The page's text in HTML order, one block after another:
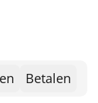
Betalen